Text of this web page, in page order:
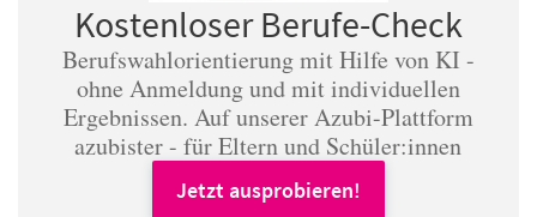
Kostenloser Berufe-Check
Berufswahlorientierung mit Hilfe von KI -
ohne Anmeldung und mit individuellen
Ergebnissen. Auf unserer Azubi-Plattform
azubister - für Eltern und Schüler:innen
Jetzt ausprobieren!